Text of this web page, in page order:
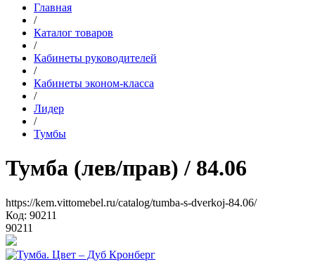
Главная
/
Каталог товаров
/
Кабинеты руководителей
/
Кабинеты эконом-класса
/
Лидер
/
Тумбы
Тумба (лев/прав) / 84.06
https://kem.vittomebel.ru/catalog/tumba-s-dverkoj-84.06/
Код: 90211
90211